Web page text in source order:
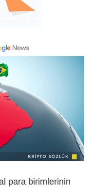
para birimlerinin